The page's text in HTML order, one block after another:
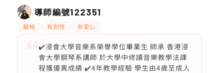
導師編號122351
嚴格 有耐性 有愛心
✔️浸會大學音樂系榮譽學位畢業生 師承 香港浸
會大學鋼琴系講師 於大學中修讀音樂教學法課
程獲優異成績 ✔️4年教學經驗 學生由4歲至成人